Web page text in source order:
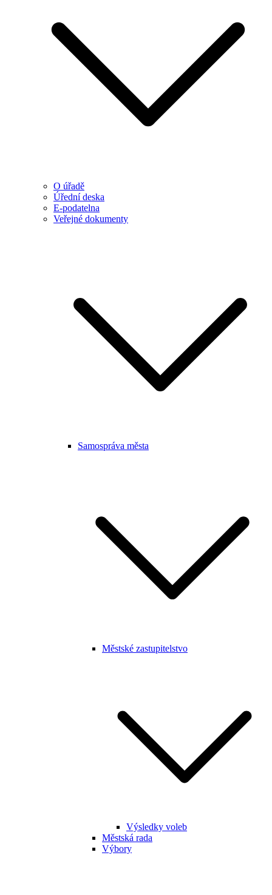
O úřadě
Úřední deska
E-podatelna
Veřejné dokumenty
Samospráva města
Městské zastupitelstvo
Výsledky voleb
Městská rada
Výbory